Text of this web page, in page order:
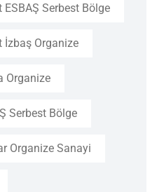
Serbest Bölge
İzbaş Organize
Organize
Serbest Bölge
Organize Sanayi